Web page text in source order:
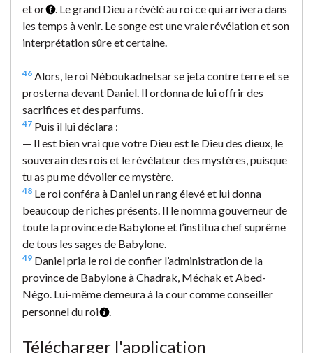
et or
. Le grand Dieu a révélé au roi ce qui arrivera dans
les temps à venir. Le songe est une vraie révélation et son
interprétation sûre et certaine.
46 Alors, le roi Néboukadnetsar se jeta contre terre et se
prosterna devant Daniel. Il ordonna de lui offrir des
sacrifices et des parfums.
47 Puis il lui déclara :
— Il est bien vrai que votre Dieu est le Dieu des dieux, le
souverain des rois et le révélateur des mystères, puisque
tu as pu me dévoiler ce mystère.
48 Le roi conféra à Daniel un rang élevé et lui donna
beaucoup de riches présents. Il le nomma gouverneur de
toute la province de Babylone et l’institua chef suprême
de tous les sages de Babylone.
49 Daniel pria le roi de confier l’administration de la
province de Babylone à Chadrak, Méchak et Abed-
Négo. Lui-même demeura à la cour comme conseiller
personnel du roi
.
Télécharger l'application